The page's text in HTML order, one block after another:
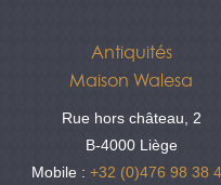
Antiquités
Maison Walesa
Rue hors château, 2
B-4000 Liège
Mobile : +32 (0)476 98 38